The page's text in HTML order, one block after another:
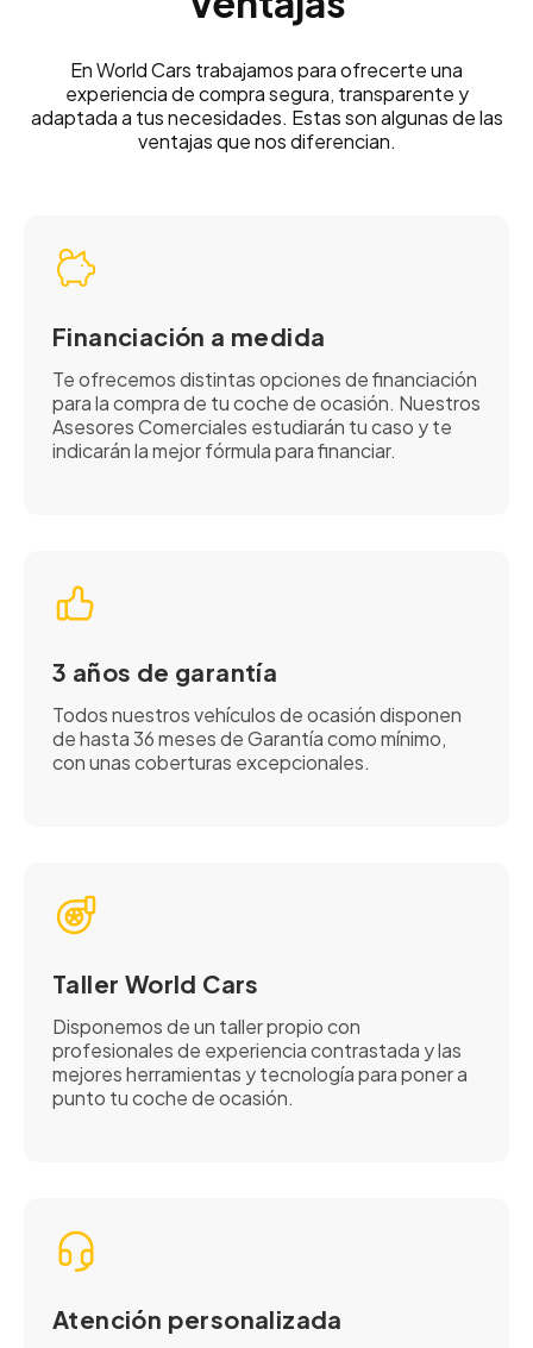
En World Cars trabajamos para ofrecerte una
experiencia de compra segura, transparente y
adaptada a tus necesidades. Estas son algunas de las
ventajas que nos diferencian.
Financiación a medida
Te ofrecemos distintas opciones de financiación
para la compra de tu coche de ocasión. Nuestros
Asesores Comerciales estudiarán tu caso y te
indicarán la mejor fórmula para financiar.
3 años de garantía
Todos nuestros vehículos de ocasión disponen
de hasta 36 meses de Garantía como mínimo,
con unas coberturas excepcionales.
Taller World Cars
Disponemos de un taller propio con
profesionales de experiencia contrastada y las
mejores herramientas y tecnología para poner a
punto tu coche de ocasión.
Atención personalizada